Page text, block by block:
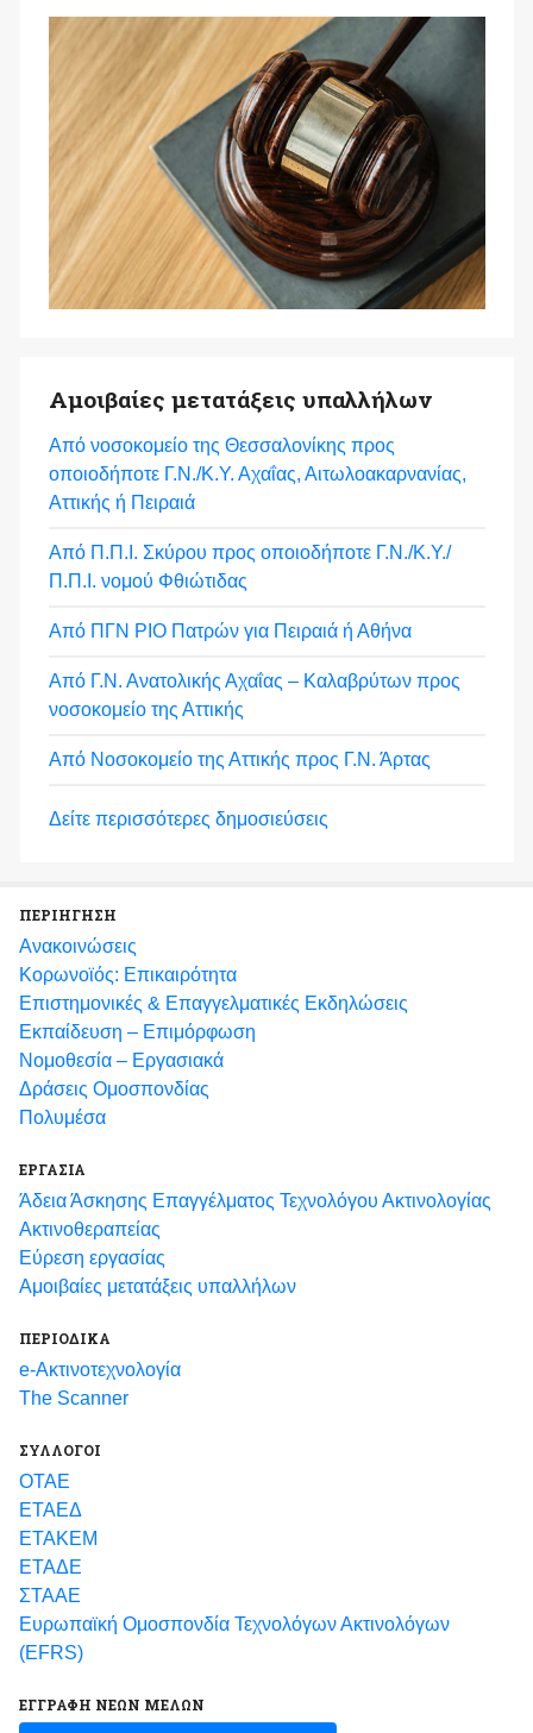
Αμοιβαίες μετατάξεις υπαλλήλων
Από νοσοκομείο της Θεσσαλονίκης προς
οποιοδήποτε Γ.Ν./Κ.Υ. Αχαΐας, Αιτωλοακαρνανίας,
Αττικής ή Πειραιά
Από Π.Π.Ι. Σκύρου προς οποιοδήποτε Γ.Ν./Κ.Υ./
Π.Π.Ι. νομού Φθιώτιδας
Από ΠΓΝ ΡΙΟ Πατρών για Πειραιά ή Αθήνα
Από Γ.Ν. Ανατολικής Αχαΐας – Καλαβρύτων προς
νοσοκομείο της Αττικής
Από Νοσοκομείο της Αττικής προς Γ.Ν. Άρτας
Δείτε περισσότερες δημοσιεύσεις
ΠΕΡΙΗΓΗΣΗ
Ανακοινώσεις
Κορωνοϊός: Επικαιρότητα
Eπιστημονικές & Επαγγελματικές Eκδηλώσεις
Εκπαίδευση – Επιμόρφωση
Νομοθεσία – Εργασιακά
Δράσεις Ομοσπονδίας
Πολυμέσα
ΕΡΓΑΣΙΑ
Άδεια Άσκησης Επαγγέλματος Τεχνολόγου Ακτινολογίας
Ακτινοθεραπείας
Εύρεση εργασίας
Αμοιβαίες μετατάξεις υπαλλήλων
ΠΕΡΙΟΔΙΚΑ
e-Ακτινοτεχνολογία
The Scanner
ΣΥΛΛΟΓΟΙ
ΟΤΑΕ
ΕΤΑΕΔ
ΕΤΑΚΕΜ
ΕΤΑΔΕ
ΣΤΑΑΕ
Ευρωπαϊκή Ομοσπονδία Τεχνολόγων Ακτινολόγων
(EFRS)
ΕΓΓΡΑΦΗ ΝΕΩΝ ΜΕΛΩΝ